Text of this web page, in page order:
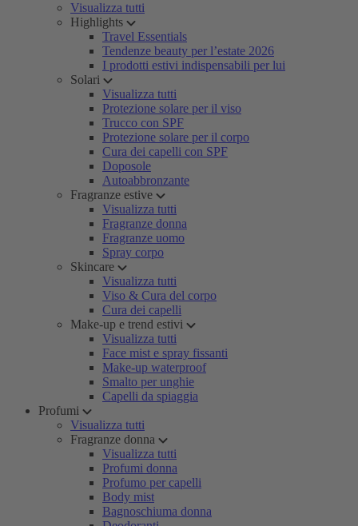
Visualizza tutti
Highlights
Travel Essentials
Tendenze beauty per l’estate 2026
I prodotti estivi indispensabili per lui
Solari
Visualizza tutti
Protezione solare per il viso
Trucco con SPF
Protezione solare per il corpo
Cura dei capelli con SPF
Doposole
Autoabbronzante
Fragranze estive
Visualizza tutti
Fragranze donna
Fragranze uomo
Spray corpo
Skincare
Visualizza tutti
Viso & Cura del corpo
Cura dei capelli
Make-up e trend estivi
Visualizza tutti
Face mist e spray fissanti
Make-up waterproof
Smalto per unghie
Capelli da spiaggia
Profumi
Visualizza tutti
Fragranze donna
Visualizza tutti
Profumi donna
Profumo per capelli
Body mist
Bagnoschiuma donna